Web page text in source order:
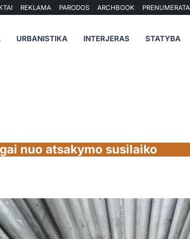
REKLAMA PARODOS ARCHBOOK PRENUMERATA
URBANISTIKA INTERJERAS STATYBA
nuo atsakymo susilaiko